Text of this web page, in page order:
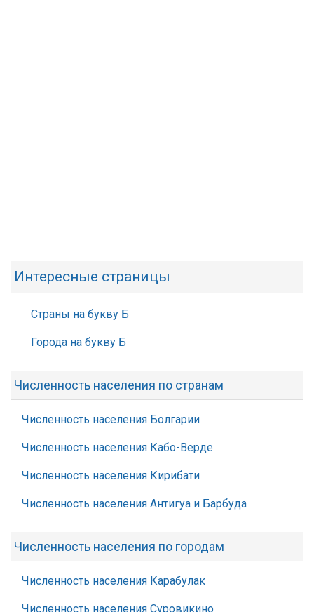
Интересные страницы
Страны на букву Б
Города на букву Б
Численность населения по странам
Численность населения Болгарии
Численность населения Кабо-Верде
Численность населения Кирибати
Численность населения Антигуа и Барбуда
Численность населения по городам
Численность населения Карабулак
Численность населения Суровикино